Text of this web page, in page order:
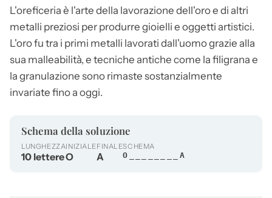
L'oreficeria è l'arte della lavorazione dell'oro e di altri
metalli preziosi per produrre gioielli e oggetti artistici.
L'oro fu tra i primi metalli lavorati dall'uomo grazie alla
sua malleabilità, e tecniche antiche come la filigrana e
la granulazione sono rimaste sostanzialmente
invariate fino a oggi.
Schema della soluzione
LUNGHEZZA
10 lettere
INIZIALE
O
FINALE
A
SCHEMA
O________A